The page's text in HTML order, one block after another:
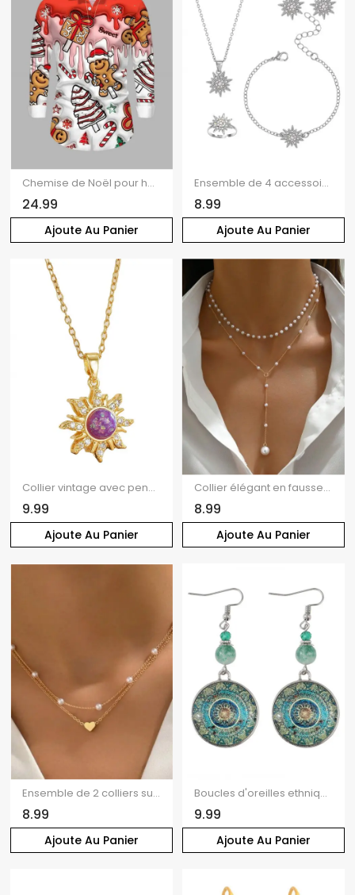
Ajoute Au Panier
Chemise de Noël pour homme, imprimé bonhomme en pain d'épice et sapin, à boutons
24.99
Ajoute Au Panier
Ensemble de 4 accessoires de Noël : collier, bracelet, bague et boucles d'oreilles en strass avec flocons de neige
8.99
Ajoute Au Panier
Collier vintage avec pendentif soleil en strass, style rétro
9.99
Ajoute Au Panier
Collier élégant en fausses perles, forme en Y, à plusieurs rangs
8.99
Ajoute Au Panier
Ensemble de 2 colliers superposés avec pendentif cœur en fausse perle et collier rétro
8.99
Ajoute Au Panier
Boucles d'oreilles ethniques à strass pendantes
9.99